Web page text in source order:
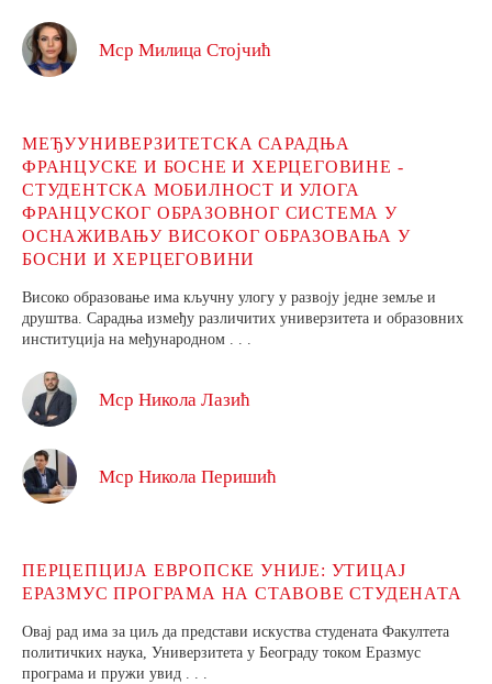
Мср Милица Стојчић
МЕЂУУНИВЕРЗИТЕТСКА САРАДЊА
ФРАНЦУСКЕ И БОСНЕ И ХЕРЦЕГОВИНЕ -
СТУДЕНТСКА МОБИЛНОСТ И УЛОГА
ФРАНЦУСКОГ ОБРАЗОВНОГ СИСТЕМА У
ОСНАЖИВАЊУ ВИСОКОГ ОБРАЗОВАЊА У
БОСНИ И ХЕРЦЕГОВИНИ
Високо образовање има кључну улогу у развоју једне земље и
друштва. Сарадња између различитих универзитета и образовних
институција на међународном . . .
Мср Никола Лазић
Мср Никола Перишић
ПЕРЦЕПЦИЈА ЕВРОПСКЕ УНИЈЕ: УТИЦАЈ
ЕРАЗМУС ПРОГРАМА НА СТАВОВЕ СТУДЕНАТА
Овај рад има за циљ да представи искуства студената Факултета
политичких наука, Универзитета у Београду током Еразмус
програма и пружи увид . . .